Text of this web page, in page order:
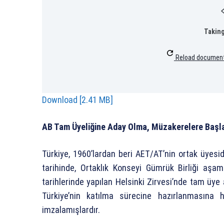
Reload
Download [2.41 MB]
AB Tam Üyeliğine Aday Olma, Müzakerelere
Türkiye, 1960’lardan beri AET/AT’nin ortak
tarihinde, Ortaklık Konseyi Gümrük Birliği
tarihlerinde yapılan Helsinki Zirvesi’nde tam üye
Türkiye’nin katılma sürecine
imzalamışlardır.